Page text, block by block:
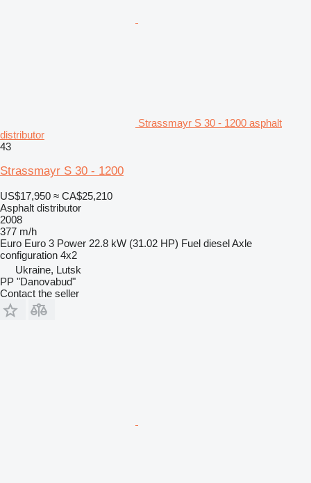
Strassmayr S 30 - 1200 asphalt
distributor
43
Strassmayr S 30 - 1200
US$17,950 ≈ CA$25,210
Asphalt distributor
2008
377 m/h
Euro Euro 3 Power 22.8 kW (31.02 HP) Fuel dieselAxle
configuration 4x2
Ukraine, Lutsk
PP "Danovabud"
Contact the seller